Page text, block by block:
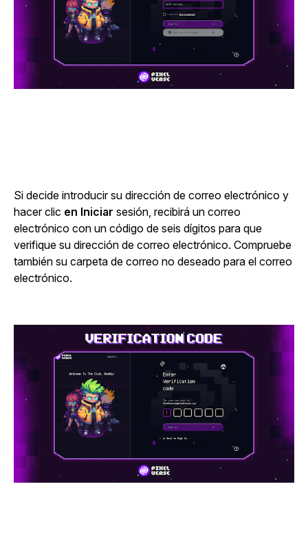
Si decide introducir su dirección de correo electrónico y
hacer clic en Iniciar sesión , recibirá un correo
electrónico con un código de seis dígitos para que
verifique su dirección de correo electrónico. Compruebe
también su carpeta de correo no deseado para el correo
electrónico.